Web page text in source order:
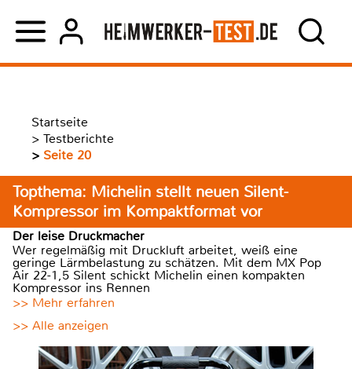
Startseite
> Testberichte
> Seite 20
Topthema: Michelin stellt neuen Silent-
Kompressor im Kompaktformat vor
Der leise Druckmacher
Wer regelmäßig mit Druckluft arbeitet, weiß eine
geringe Lärmbelastung zu schätzen. Mit dem MX Pop
Air 22-1,5 Silent schickt Michelin einen kompakten
Kompressor ins Rennen
>> Mehr erfahren
>> Alle anzeigen